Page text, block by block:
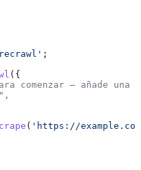
;
({
comenzar — añade una
( 'https://